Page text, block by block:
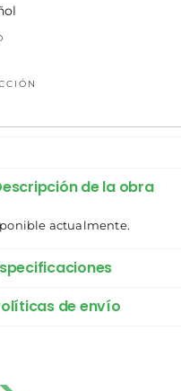
de la obra
actualmente.
de envío